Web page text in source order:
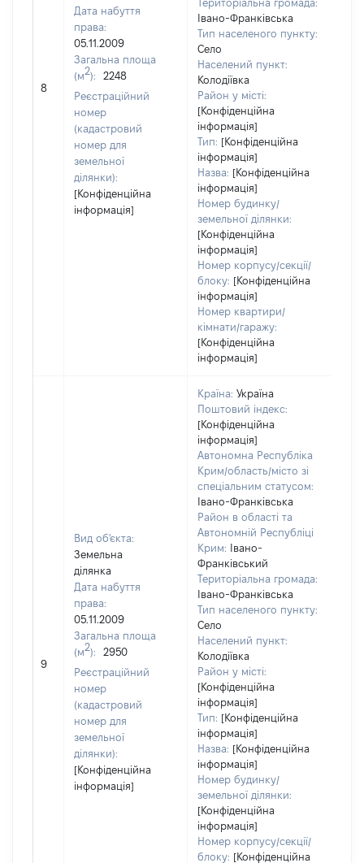
8
Дата набуття
права:
05.11.2009
Загальна площа
(м2):
2248
Реєстраційний
номер
(кадастровий
номер для
земельної
ділянки):
[Конфіденційна
інформація]
Територіальна громада:
Івано-Франківська
Тип населеного пункту:
Село
Населений пункт:
Колодіївка
Район у місті:
[Конфіденційна
інформація]
Тип: [Конфіденційна
інформація]
Назва: [Конфіденційна
інформація]
Номер будинку/
земельної ділянки:
[Конфіденційна
інформація]
Номер корпусу/секції/
блоку: [Конфіденційна
інформація]
Номер квартири/
кімнати/гаражу:
[Конфіденційна
інформація]
9
Вид об'єкта:
Земельна
ділянка
Дата набуття
права:
05.11.2009
Загальна площа
(м2):
2950
Реєстраційний
номер
(кадастровий
номер для
земельної
ділянки):
[Конфіденційна
інформація]
Країна: Україна
Поштовий індекс:
[Конфіденційна
інформація]
Автономна Республіка
Крим/область/місто зі
спеціальним статусом:
Івано-Франківська
Район в області та
Автономній Республіці
Крим:
Івано-
Франківський
Територіальна громада:
Івано-Франківська
Тип населеного пункту:
Село
Населений пункт:
Колодіївка
Район у місті:
[Конфіденційна
інформація]
Тип: [Конфіденційна
інформація]
Назва: [Конфіденційна
інформація]
Номер будинку/
земельної ділянки:
[Конфіденційна
інформація]
Номер корпусу/секції/
блоку: [Конфіденційна